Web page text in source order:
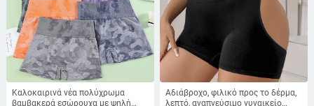
Καλοκαιρινά νέα πολύχρωμα
βαμβακερά εσώρουχα με ψηλή
Αδιάβροχο, φιλικό προς το δέρμα,
λεπτό, αναπνεύσιμο γυναικείο